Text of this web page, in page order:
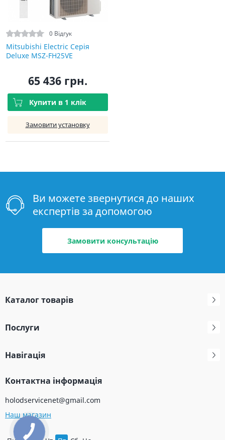
0 Відгук
Mitsubishi Electric Серія
Deluxe MSZ-FH25VE
65 436 грн.
Купити в 1 клік
Замовити установку
Ви можете звернутися до наших
експертів за допомогою
Замовити консультацію
Каталог товарів
Послуги
Навігація
Контактна інформація
holodservicenet@gmail.com
Наш магазин